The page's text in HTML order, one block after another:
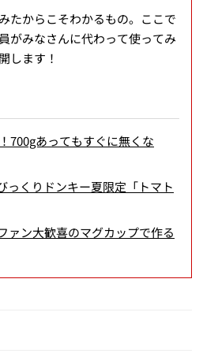
たからこそわかるもの。ここで
がみなさんに代わって使ってみ
します！
700gあってもすぐに無くな
っくりドンキー夏限定「トマト
ァン大歓喜のマグカップで作る